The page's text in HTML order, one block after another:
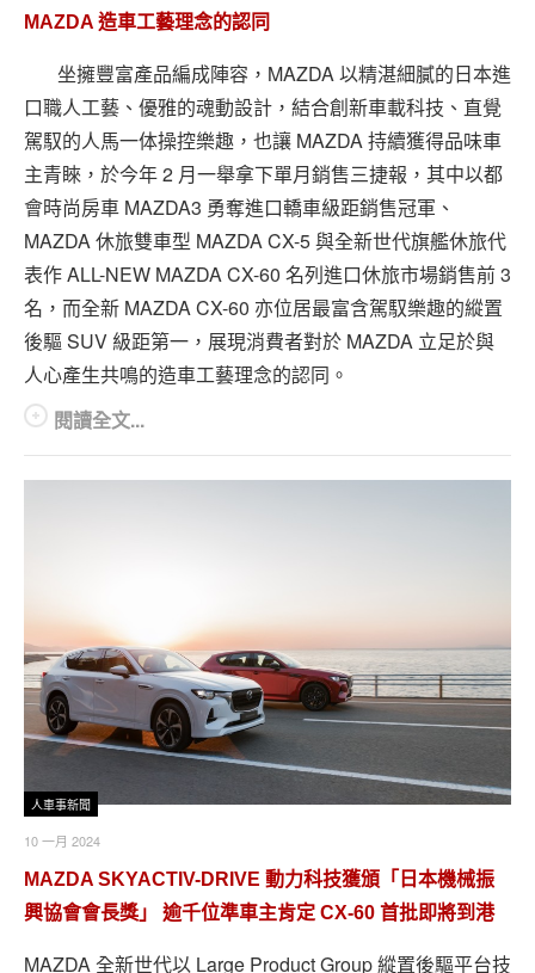
MAZDA 造車工藝理念的認同
坐擁豐富產品編成陣容，MAZDA 以精湛細膩的日本進
口職人工藝、優雅的魂動設計，結合創新車載科技、直覺
駕馭的人馬一体操控樂趣，也讓 MAZDA 持續獲得品味車
主青睞，於今年 2 月一舉拿下單月銷售三捷報，其中以都
會時尚房車 MAZDA3 勇奪進口轎車級距銷售冠軍、
MAZDA 休旅雙車型 MAZDA CX-5 與全新世代旗艦休旅代
表作 ALL-NEW MAZDA CX-60 名列進口休旅市場銷售前 3
名，而全新 MAZDA CX-60 亦位居最富含駕馭樂趣的縱置
後驅 SUV 級距第一，展現消費者對於 MAZDA 立足於與
人心產生共鳴的造車工藝理念的認同。
閱讀全文...
人車事新聞
10 一月 2024
MAZDA SKYACTIV-DRIVE 動力科技獲頒「日本機械振
興協會會長獎」 逾千位準車主肯定 CX-60 首批即將到港
MAZDA 全新世代以 Large Product Group 縱置後驅平台技